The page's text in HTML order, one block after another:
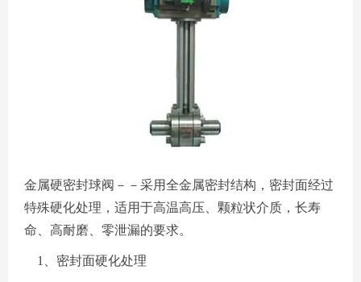
金属硬密封球阀－－采用全金属密封结构，密封面经过
特殊硬化处理，适用于高温高压、颗粒状介质，长寿
命、高耐磨、零泄漏的要求。
1、密封面硬化处理